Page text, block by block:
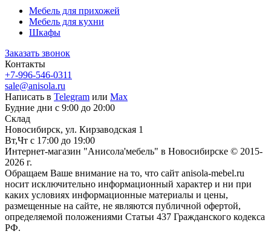
Мебель для прихожей
Мебель для кухни
Шкафы
Заказать звонок
Контакты
+7-996-546-0311
sale@anisola.ru
Написать в Telegram или Max
Будние дни с 9:00 до 20:00
Склад
Новосибирск, ул. Кирзаводская 1
Вт,Чт с 17:00 до 19:00
Интернет-магазин "Анисола'мебель" в Новосибирске © 2015-
2026 г.
Обращаем Ваше внимание на то, что сайт anisola-mebel.ru
носит исключительно информационный характер и ни при
каких условиях информационные материалы и цены,
размещенные на сайте, не являются публичной офертой,
определяемой положениями Статьи 437 Гражданского кодекса
РФ.